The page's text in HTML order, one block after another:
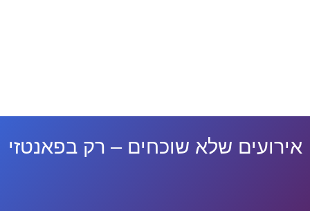
אירועים שלא שוכחים – רק בפאנטזי